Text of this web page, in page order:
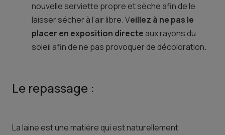
nouvelle serviette propre et sèche afin de le
laisser sécher à l’air libre. Veillez à ne pas le
placer en exposition directe aux rayons du
soleil afin de ne pas provoquer de décoloration.
Le repassage :
La laine est une matière qui est naturellement